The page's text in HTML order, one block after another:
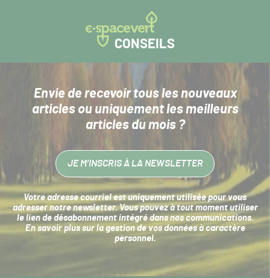
CONSEILS
Envie de recevoir tous les nouveaux
articlesou uniquement les meilleurs
articles du mois ?
JE M’INSCRIS À LA NEWSLETTER
Votre adresse courriel est uniquement utilisée pour vous
adresser notre newsletter. Vous pouvez à tout moment utiliser
le lien de désabonnement intégré dans nos communications.
En savoir plus sur la gestion de vos données à caractère
personnel.